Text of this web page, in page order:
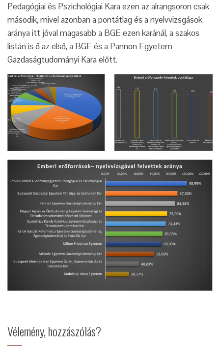
Pedagógiai és Pszichológiai Kara ezen az alrangsoron csak
második, mivel azonban a pontátlag és a nyelvvizsgások
aránya itt jóval magasabb a BGE ezen karánál, a szakos
listán is ő az első, a BGE és a Pannon Egyetem
Gazdaságtudományi Kara előtt.
Vélemény, hozzászólás?